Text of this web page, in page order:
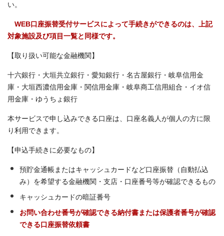
い。
WEB口座振替受付サービスによって手続きができるのは、上記
対象施設及び項目一覧と同様です。
【取り扱い可能な金融機関】
十六銀行・大垣共立銀行・愛知銀行・名古屋銀行・岐阜信用金
庫・大垣西濃信用金庫・関信用金庫・岐阜商工信用組合・イオ信
用金庫・ゆうちょ銀行
本サービスで申し込みできる口座は、口座名義人が個人の方に限
り利用できます。
【申込手続きに必要なもの】
預貯金通帳またはキャッシュカードなど口座振替（自動払込
み）を希望する金融機関・支店・口座番号等が確認できるもの
キャッシュカードの暗証番号
お問い合わせ番号が確認できる納付書または保護者番号が確認
できる口座振替依頼書